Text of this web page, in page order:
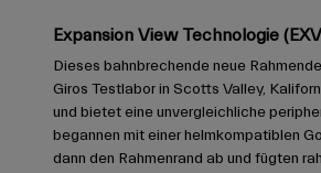
Expansion View Technologie
Dieses bahnbrechende neue
Giros Testlabor in Scotts Valley,
und bietet eine unvergleichliche
begannen mit einer helmkompatiblen
dann den Rahmenrand ab und fügten